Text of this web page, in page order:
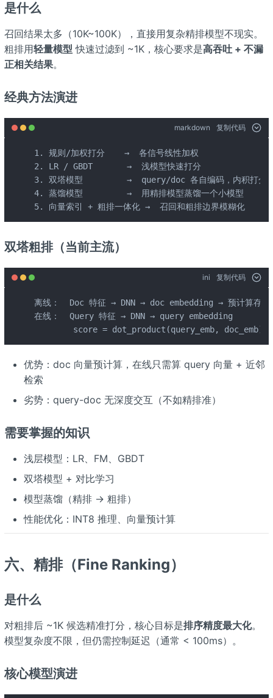
是什么
召回结果太多（10K~100K），直接用复杂精排模型不现实。
粗排用轻量模型 快速过滤到 ~1K，核心要求是高吞吐 + 不漏
正相关结果。
经典方法演进
markdown 复制代码
1. 规则/加权打分    →  各信号线性加权
2. LR / GBDT       →  浅模型快速打分
3. 双塔模型         →  query/doc 各自编码，内积打分（
4. 蒸馏模型         →  用精排模型蒸馏一个小模型
5. 向量索引 + 粗排一体化 →  召回和粗排边界模糊化
双塔粗排（当前主流）
ini 复制代码
离线：  Doc 特征 → DNN → doc embedding → 预计算存储
在线：  Query 特征 → DNN → query embedding
        score = dot_product(query_emb, doc_emb)
优势：doc 向量预计算，在线只需算 query 向量 + 近邻
检索
劣势：query-doc 无深度交互（不如精排准）
需要掌握的知识
浅层模型：LR、FM、GBDT
双塔模型 + 对比学习
模型蒸馏（精排 → 粗排）
性能优化：INT8 推理、向量预计算
六、精排（Fine Ranking）
是什么
对粗排后 ~1K 候选精准打分，核心目标是排序精度最大化。
模型复杂度不限，但仍需控制延迟（通常 < 100ms）。
核心模型演进